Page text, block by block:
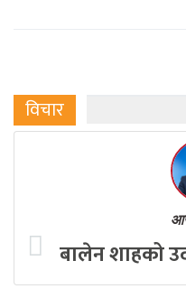
विचार
बालेन शाहको